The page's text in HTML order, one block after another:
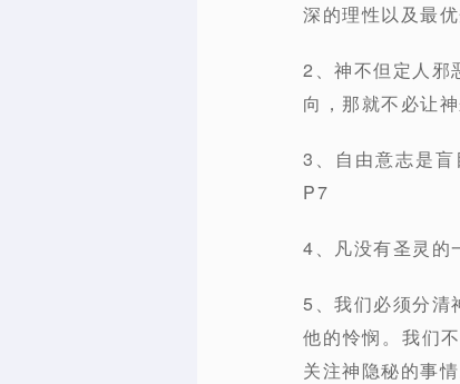
深的理性以及最
2、神不但定人邪
向，那就不必让
3、自由意志是盲
P7
4、凡没有圣灵的
5、我们必须分清
他的怜悯。我们
关注神隐秘的事